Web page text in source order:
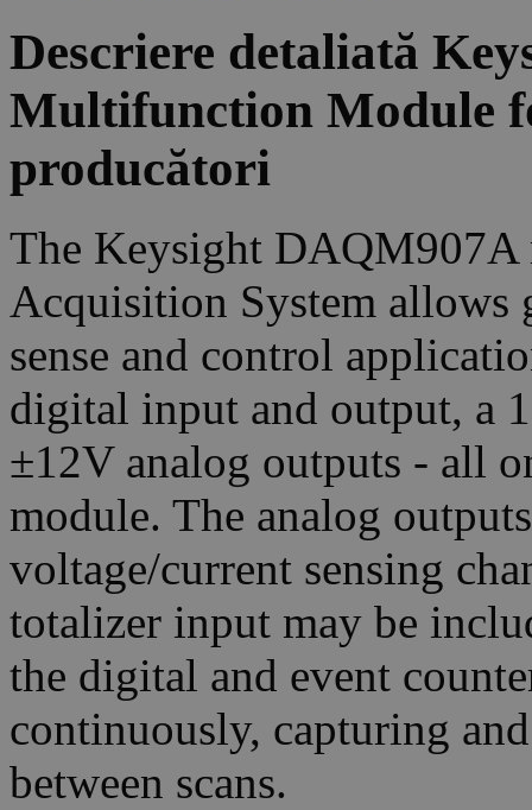
Descriere detaliată
Multifunction Module
producători
The Keysight
Acquisition System
sense and control
digital input and output, a
±12V analog outputs - all
module. The analog
voltage/current sensing
totalizer input may be
the digital and event
continuously, capturing
between scans.